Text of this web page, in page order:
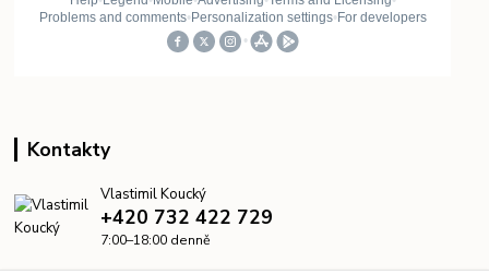
Kontakty
Vlastimil Koucký
+420 732 422 729
7:00–18:00 denně